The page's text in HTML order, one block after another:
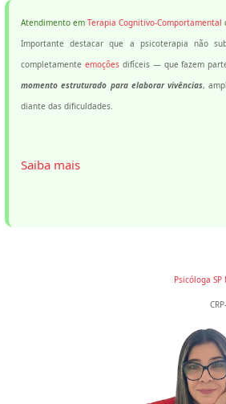
Atendimento em Terapia Cognitivo-Comportamental
Importante destacar que a psicoterapia não
completamente emoçõesdifíceis — que fazem
momento estruturado para elaborar vivências,
diante das dificuldades.
Saiba mais
Psicóloga SP